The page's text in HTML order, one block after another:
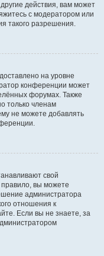
действия, вам может
с модератором или
такого разрешения.
на уровне
конференции может
форумах. Также
только членам
не можете добавлять
свой
вы можете
администратора
отношения к
Если вы не знаете, за